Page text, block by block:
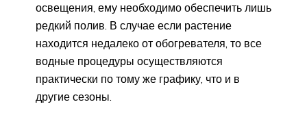
освещения, ему необходимо обеспечить лишь
редкий полив. В случае если растение
находится недалеко от обогревателя, то все
водные процедуры осуществляются
практически по тому же графику, что и в
другие сезоны.